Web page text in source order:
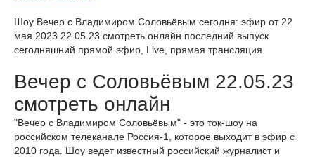
Шоу Вечер с Владимиром Соловьёвым сегодня: эфир от 22
мая 2023 22.05.23 смотреть онлайн последний выпуск
сегодняшний прямой эфир, Live, прямая трансляция.
Вечер с Соловьёвым 22.05.23
смотреть онлайн
"Вечер с Владимиром Соловьёвым" - это ток-шоу на
российском телеканале Россия-1, которое выходит в эфир с
2010 года. Шоу ведет известный российский журналист и